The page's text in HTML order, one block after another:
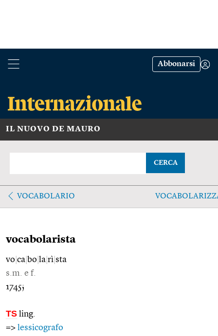
Abbonarsi
IL NUOVO DE MAURO
CERCA
VOCABOLARIO
vocabolarista
vo ca bo la rì sta
s.m. e f.
1745;
TS ling.
=> lessicografo